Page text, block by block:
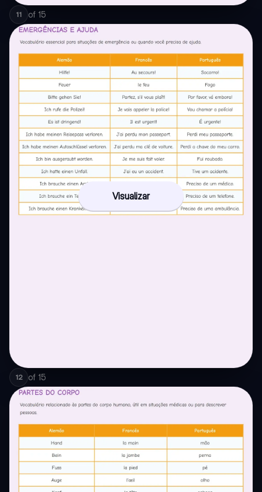
11 of 15
Visualizar
12 of 15